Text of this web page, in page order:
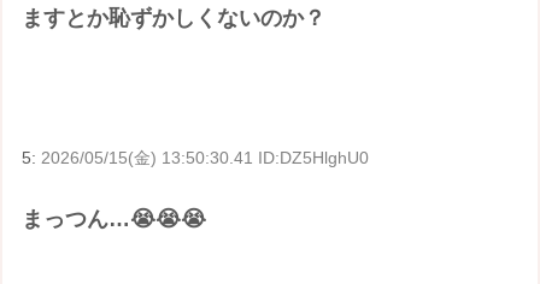
ますとか恥ずかしくないのか？
5: 2026/05/15(金) 13:50:30.41 ID:DZ5HlghU0
まっつん…😭😭😭